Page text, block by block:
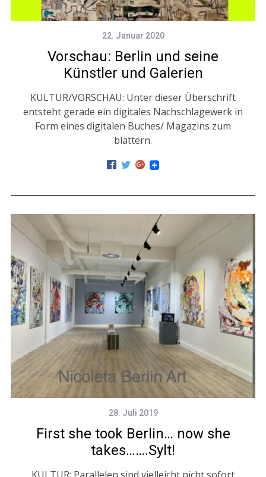
22. Januar 2020
Vorschau: Berlin und seine
Künstler und Galerien
KULTUR/VORSCHAU: Unter dieser Überschrift
entsteht gerade ein digitales Nachschlagewerk in
Form eines digitalen Buches/ Magazins zum
blättern.
28. Juli 2019
First she took Berlin… now she
takes…….Sylt!